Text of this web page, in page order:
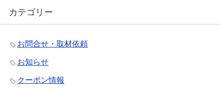
カテゴリー
お問合せ・取材依頼
お知らせ
クーポン情報